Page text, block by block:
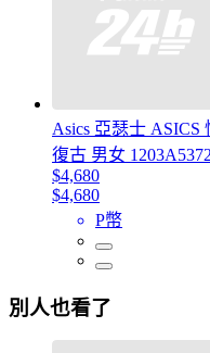
Asics 亞瑟士
復古 男女
$4,680
$4,680
P幣
別人也看了